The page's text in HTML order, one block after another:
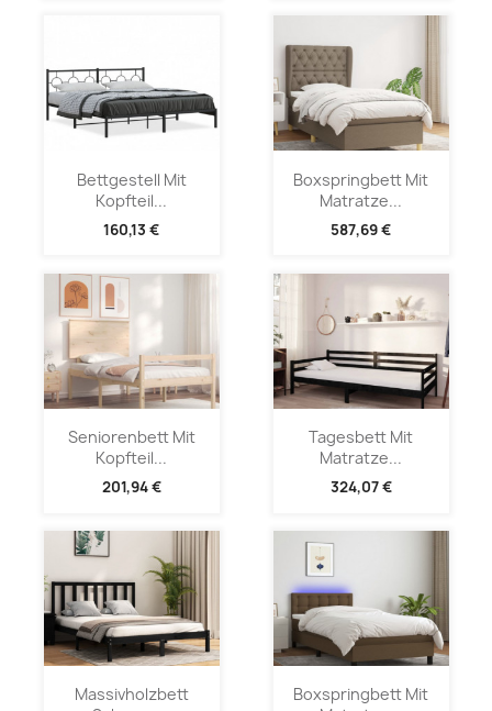
Bettgestell Mit
Kopfteil...
160,13 €
Boxspringbett Mit
Matratze...
587,69 €
Seniorenbett Mit
Kopfteil...
201,94 €
Tagesbett Mit
Matratze...
324,07 €
Massivholzbett
Boxspringbett Mit